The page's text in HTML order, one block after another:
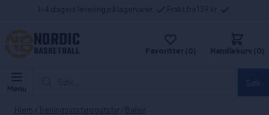
1-4 dagers levering på lagervarer Frakt fra 139 kr
NORDIC
BASKETBALL Favoritter (0) Handlekurv (0)
Menu
Hjem / Treningsutstyrogutstyr / Baller